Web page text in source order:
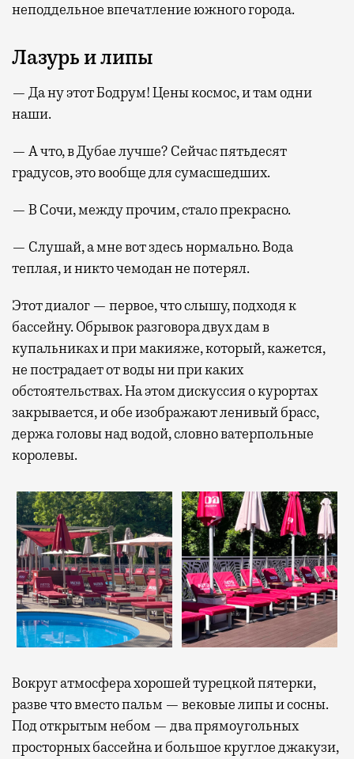
неподдельное впечатление южного города.
Лазурь и липы
— Да ну этот Бодрум! Цены космос, и там одни
наши.
— А что, в Дубае лучше? Сейчас пятьдесят
градусов, это вообще для сумасшедших.
— В Сочи, между прочим, стало прекрасно.
— Слушай, а мне вот здесь нормально. Вода
теплая, и никто чемодан не потерял.
Этот диалог — первое, что слышу, подходя к
бассейну. Обрывок разговора двух дам в
купальниках и при макияже, который, кажется,
не пострадает от воды ни при каких
обстоятельствах. На этом дискуссия о курортах
закрывается, и обе изображают ленивый брасс,
держа головы над водой, словно ватерпольные
королевы.
Вокруг атмосфера хорошей турецкой пятерки,
разве что вместо пальм — вековые липы и сосны.
Под открытым небом — два прямоугольных
просторных бассейна и большое круглое джакузи,